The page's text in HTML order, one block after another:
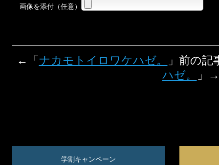
画像を添付（任意）
←「ナカモトイロワケハゼ。
」前の
ハゼ。
」→
学割キャンペーン